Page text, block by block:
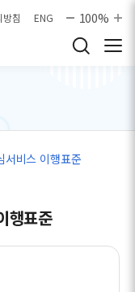
침 ENG 100%
서비스 이행표준
행표준